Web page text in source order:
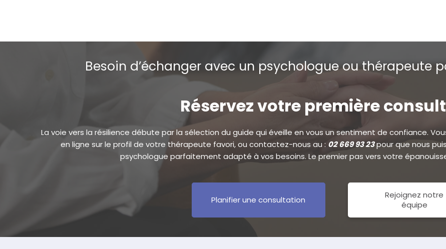
Besoin d’échanger avec un psychologue ou thérapeute
Réservez votre première
La voie vers la résilience débute par la sélection du guide qui éveille en vous un sentiment de confiance.
en ligne sur le profil de votre thérapeute favori, ou contactez-nous au : 02 669 93 23pour que nous
psychologue parfaitement adapté à vos besoins. Le premier pas vers votre
Planifier une consultation
Rejoignez notre
équipe